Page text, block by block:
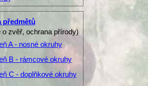
předmětů
o zvěř, ochrana přírody)
A - nosné okruhy
B - rámcové okruhy
C - doplňkové okruhy